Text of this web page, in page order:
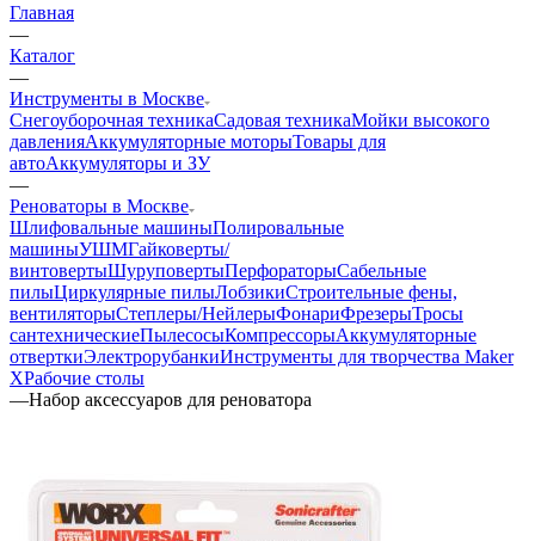
Главная
—
Каталог
—
Инструменты в Москве
Снегоуборочная техникаСадовая техникаМойки высокого
давленияАккумуляторные моторыТовары для
автоАккумуляторы и ЗУ
—
Реноваторы в Москве
Шлифовальные машиныПолировальные
машиныУШМГайковерты/
винтовертыШуруповертыПерфораторыСабельные
пилыЦиркулярные пилыЛобзикиСтроительные фены,
вентиляторыСтеплеры/НейлерыФонариФрезерыТросы
сантехническиеПылесосыКомпрессорыАккумуляторные
отверткиЭлектрорубанкиИнструменты для творчества Maker
XРабочие столы
—Набор аксессуаров для реноватора